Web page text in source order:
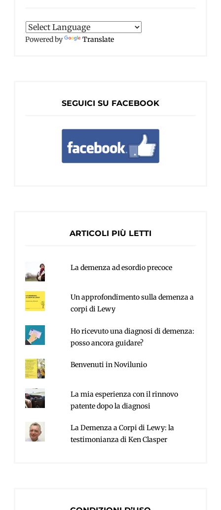
Powered by Translate
SEGUICI SU FACEBOOK
ARTICOLI PIÙ LETTI
La demenza ad esordio precoce
Un approfondimento sulla demenza a
corpi di Lewy
Ho ricevuto una diagnosi di demenza:
posso ancora guidare?
Benvenuti in Novilunio
La mia esperienza con il rinnovo
patente dopo la diagnosi
La Demenza a Corpi di Lewy: la
testimonianza di Ken Clasper